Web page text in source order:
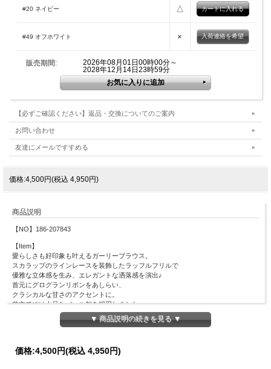
#20 ネイビー △
#49 オフホワイト × 入荷連絡を希望
販売期間:
2026年08月01日00時00分～
2028年12月14日23時59分
【必ずご確認ください】返品・交換についてのご案内
お問い合わせ
友達にメールですすめる
価格:4,500円(税込 4,950円)
商品説明
【NO】186-207843
【Item】
愛らしさも好印象も叶えるガーリーブラウス。
スカラップのラインレースを装飾したラッフルフリルで
優雅な立体感を生み、エレガントな洒落感を演出♪
首元にグログランリボンをあしらい、
クラシカルな甘さのアクセントに。
前立てには上品なパール釦を採用しました。
ウエスト部分は切り替えディティールでシャープに仕上げ、
細見えしつつボトムスＩＮがキレイに決まります◎
【Material】
▼ 商品説明の続きを見る ▼
価格:4,500円(税込 4,950円)